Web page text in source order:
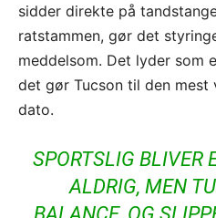
sidder direkte på
ratstammen, gør det
meddelsom. Det lyder som
det gør Tucson til den mest
dato.
SPORTSLIG BLIVER
ALDRIG, MEN